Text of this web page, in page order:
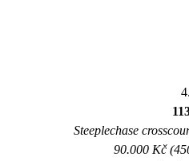
Steeplechase
90.000 Kč